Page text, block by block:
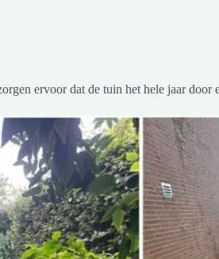
ervoor dat de tuin het hele jaar